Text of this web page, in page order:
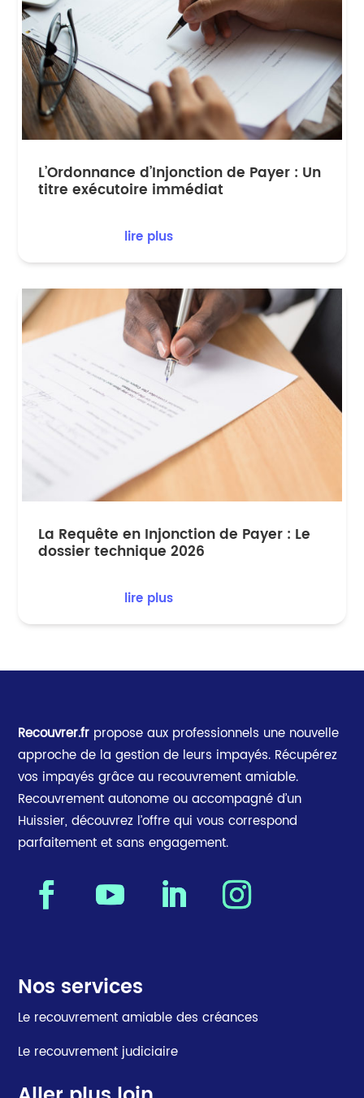
L’Ordonnance d’Injonction de Payer : Un
titre exécutoire immédiat
lire plus
La Requête en Injonction de Payer : Le
dossier technique 2026
lire plus
Recouvrer.fr propose aux professionnels une nouvelle
approche de la gestion de leurs impayés. Récupérez
vos impayés grâce au recouvrement amiable.
Recouvrement autonome ou accompagné d’un
Huissier, découvrez l’offre qui vous correspond
parfaitement et sans engagement.
Nos services
Le recouvrement amiable des créances
Le recouvrement judiciaire